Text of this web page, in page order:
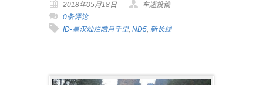
2018年05月18日
车迷投稿
0条评论
ID-星汉灿烂皓月千里, ND5, 新长线